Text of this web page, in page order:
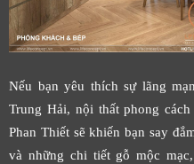
Nếu bạn yêu thích sự lãng
Trung Hải, nội thất phong
Phan Thiết sẽ khiến bạn say
và những chi tiết gỗ mộc